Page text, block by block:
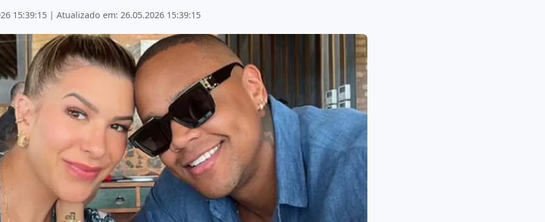
15:39:15 | Atualizado em: 26.05.2026 15:39:15